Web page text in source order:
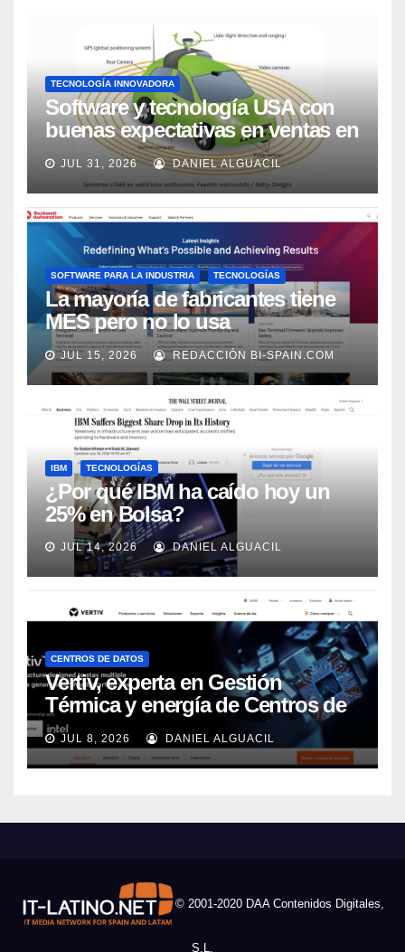
TECNOLOGÍA INNOVADORA
Software y tecnología USA con
buenas expectativas en ventas en
los próximos 2 años, según
Market Watch
JUL 31, 2026 DANIEL ALGUACIL
SOFTWARE PARA LA INDUSTRIA TECNOLOGÍAS
La mayoría de fabricantes tiene
MES pero no lo usa
adecuadamente, según Rockwell
Automation
JUL 15, 2026 REDACCIÓN BI-SPAIN.COM
IBM TECNOLOGÍAS
¿Por qué IBM ha caído hoy un
25% en Bolsa?
JUL 14, 2026 DANIEL ALGUACIL
CENTROS DE DATOS
Vertiv, experta en Gestión
Térmica y energía de Centros de
Datos, sigue su crecimiento
imparable
JUL 8, 2026 DANIEL ALGUACIL
© 2001-2020 DAA Contenidos Digitales,
S.L.